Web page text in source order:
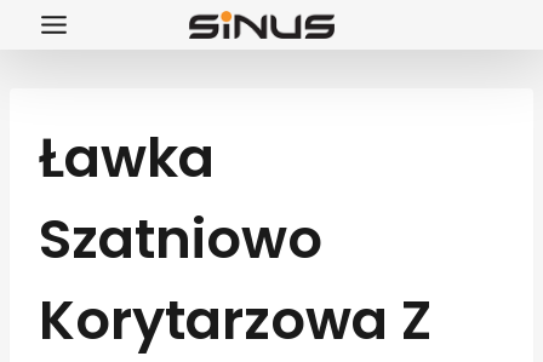
Przejdź
Ławka
Szatniowo
Korytarzowa Z